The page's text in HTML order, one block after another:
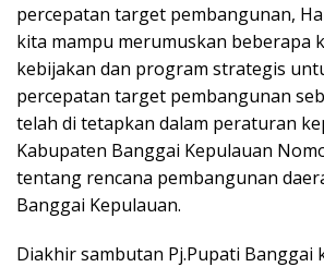
percepatan target pembangunan,
kita mampu merumuskan beberapa
kebijakan dan program strategis
percepatan target pembangunan
telah di tetapkan dalam peraturan
Kabupaten Banggai Kepulauan
tentang rencana pembangunan
Banggai Kepulauan.
Diakhir sambutan Pj.Pupati Banggai